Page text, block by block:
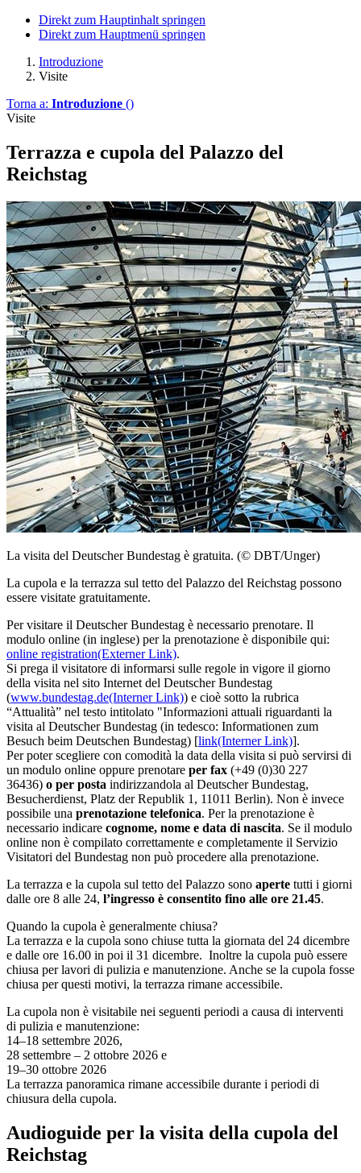
Direkt zum Hauptinhalt springen
Direkt zum Hauptmenü springen
Introduzione
Visite
Torna a: Introduzione ()
Visite
Terrazza e cupola del Palazzo del
Reichstag
La visita del Deutscher Bundestag è gratuita. (© DBT/Unger)
La cupola e la terrazza sul tetto del Palazzo del Reichstag possono
essere visitate gratuitamente.
Per visitare il Deutscher Bundestag è necessario prenotare. Il
modulo online (in inglese) per la prenotazione è disponibile qui:
online registration(Externer Link).
Si prega il visitatore di informarsi sulle regole in vigore il giorno
della visita nel sito Internet del Deutscher Bundestag
(www.bundestag.de(Interner Link)) e cioè sotto la rubrica
“Attualità” nel testo intitolato "Informazioni attuali riguardanti la
visita al Deutscher Bundestag (in tedesco: Informationen zum
Besuch beim Deutschen Bundestag) [link(Interner Link)].
Per poter scegliere con comodità la data della visita si può servirsi di
un modulo online oppure prenotare per fax (+49 (0)30 227
36436) o per posta indirizzandola al Deutscher Bundestag,
Besucherdienst, Platz der Republik 1, 11011 Berlin). Non è invece
possibile una prenotazione telefonica. Per la prenotazione è
necessario indicare cognome, nome e data di nascita. Se il modulo
online non è compilato correttamente e completamente il Servizio
Visitatori del Bundestag non può procedere alla prenotazione.
La terrazza e la cupola sul tetto del Palazzo sono aperte tutti i giorni
dalle ore 8 alle 24, l’ingresso è consentito fino alle ore 21.45.
Quando la cupola è generalmente chiusa?
La terrazza e la cupola sono chiuse tutta la giornata del 24 dicembre
e dalle ore 16.00 in poi il 31 dicembre. Inoltre la cupola può essere
chiusa per lavori di pulizia e manutenzione. Anche se la cupola fosse
chiusa per questi motivi, la terrazza rimane accessibile.
La cupola non è visitabile nei seguenti periodi a causa di interventi
di pulizia e manutenzione:
14–18 settembre 2026,
28 settembre – 2 ottobre 2026 e
19–30 ottobre 2026
La terrazza panoramica rimane accessibile durante i periodi di
chiusura della cupola.
Audioguide per la visita della cupola del
Reichstag